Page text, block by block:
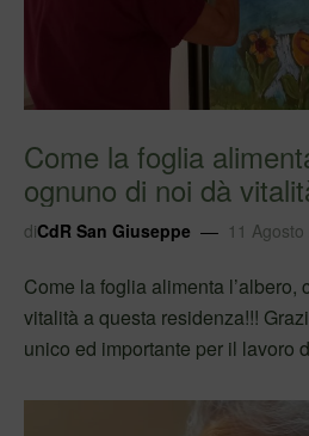
Come la foglia
ognuno di noi dà
reside…
diCdR San Giuseppe 11
Come la foglia alimenta l’albero,
vitalità a questa residenza!!!
unico ed importante per il lavoro